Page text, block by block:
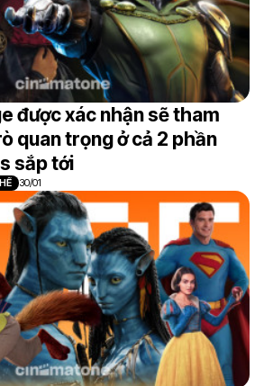
được xác nhận sẽ tham
quan trọng ở cả 2 phần
sắp tới
30/01